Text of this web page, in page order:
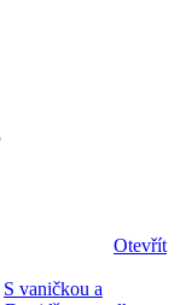
Otevřít
S vaničkou a